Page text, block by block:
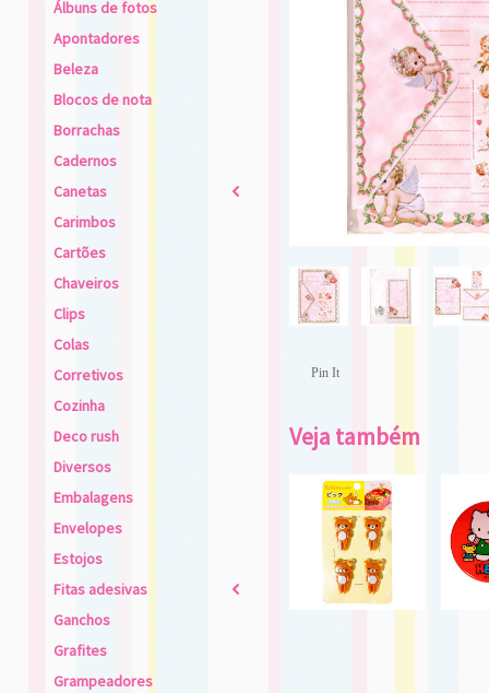
Álbuns de fotos
Apontadores
Beleza
Blocos de nota
Borrachas
Cadernos
Canetas
2
Carimbos
Cartões
Chaveiros
Clips
Colas
Corretivos
Cozinha
Deco rush
Diversos
Embalagens
Envelopes
Estojos
Fitas adesivas
2
Ganchos
Grafites
Grampeadores
Pin It
Veja também